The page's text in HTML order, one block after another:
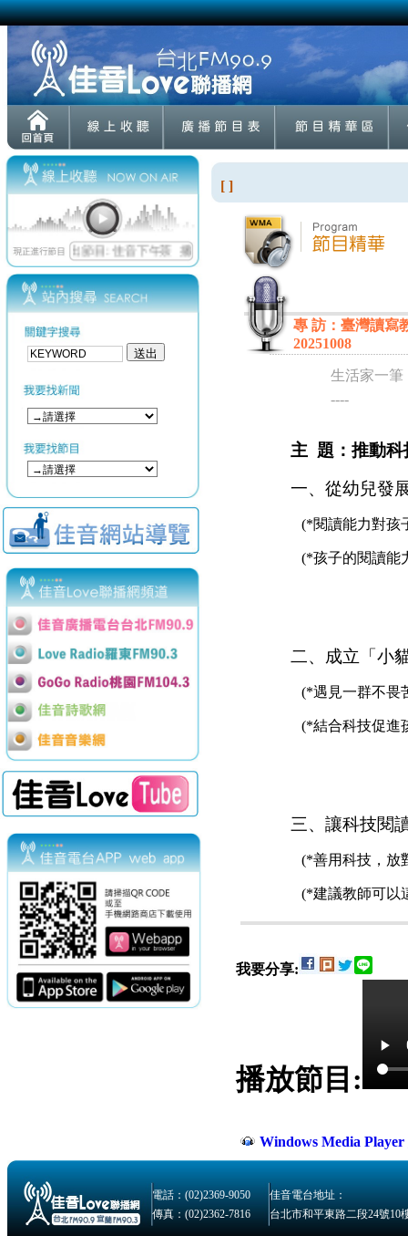
[ ]
專 訪：臺灣讀寫
20251008
生活家一筆
----
主 題：推動
一、 從幼兒發
(*閱讀能力對孩
(*孩子的閱讀能
二、 成立「小
(*遇見一群不畏
(*結合科技促進
三、 讓科技閱
(*善用科技，放
(*建議教師可以
我要分享:
播放節目:
Windows Media
電話：(02)2369-9050
佳音電台地址：
傳真：(02)2362-7816
台北市和平東路二段24號10